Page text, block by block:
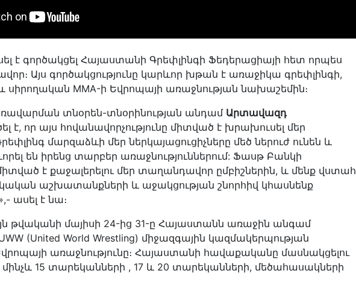
է գործակցել Հայաստանի Գրեփլինգի Ֆեդերացիայի հետ որպես
Այս գործակցությունը կարևոր խթան է առաջիկա գրեփլինգի,
MMA-ի Եվրոպայի առաջնության նախաշեմին։
տնօրեն-տնօրինության անդամ Արտավազդ
է, որ այս հովանավորչությունը միտված է խրախուսել մեր
մարզաձևի մեր ներկայացուցիչները մեծ ներուժ ունեն և
են իրենց տարբեր առաջնություններում: Ֆասթ Բանկի
է քաջալերելու մեր տաղանդավոր ըմբիշներին, և մենք վստահ
աշխատանքների և աջակցության շնորհիվ կհասնենք
ասել է նա։
թվականի մայիսի 24-ից 31-ը Հայաստանն առաջին անգամ
UWW (United World Wrestling) միջազգային կազմակերպության
առաջնությունը։ Հայաստանի հավաքականը մասնակցելու
մինչև 15 տարեկանների , 17 և 20 տարեկանների, մեծահասակների